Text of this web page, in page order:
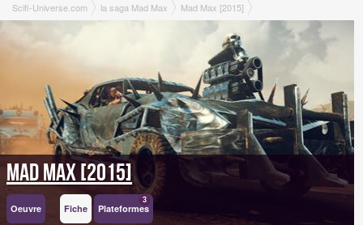
Scifi-Universe.com la saga Mad Max Mad Max [2015]
Mad Max [2015]
Oeuvre Fiche Plateformes
3